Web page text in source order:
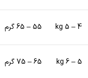
4 – 5 kg 55 – 65 گرم
5 – 6 kg 65 – 75 گرم